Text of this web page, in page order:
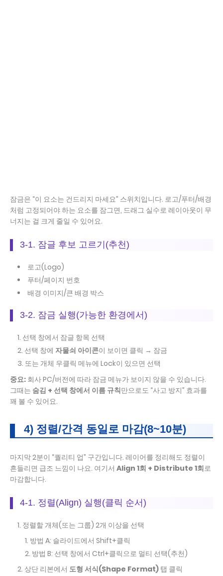
잠금은 “이 요소는 건드리지 마세요” 스위치입니다. 로고/푸터/배경
처럼 고정되어야 하는 요소를 잠그면, 드래그 실수로 레이아웃이 무
너지는 걸 크게 줄일 수 있어요.
3-1. 잠글 후보 고르기(추천)
로고(Logo)
푸터/페이지 번호
배경 이미지/큰 배경 박스
3-2. 잠금 실행(가능한 환경에서)
선택 창에서 잠글 항목 선택
선택 창에 자물쇠 아이콘이 보이면 클릭 → 잠금
또는 개체 우클릭 메뉴에 Lock이 있으면 선택
중요: 회사 PC/버전에 따라 잠금 메뉴가 보이지 않을 수 있습니다.
그때는 숨김 + 선택 창에서 이름 규칙만으로도 “사고 방지” 효과를
꽤 볼 수 있어요.
4) 정렬/간격 동일로 마감(8~10분)
마지막 2분이 “퀄리티 업” 구간입니다. 레이어를 정리해도 정렬이
흔들리면 급조 느낌이 나요. 여기서 Align 1회 + Distribute 1회로
마감합니다.
4-1. 정렬(Align) 실행(클릭 순서)
정렬할 개체(또는 그룹) 2개 이상을 선택
방법 A: 슬라이드에서 Shift+클릭
방법 B: 선택 창에서 Ctrl+클릭으로 멀티 선택(추천)
상단 리본에서 도형 서식(Shape Format) 탭 클릭